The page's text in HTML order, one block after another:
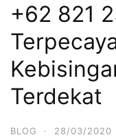
+62 821
Terdekat
BLOG · 28/03/2020